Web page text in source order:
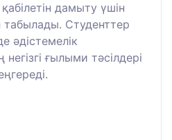
дамыту үшін
Студенттер
әдістемелік
ғылыми тәсілдері